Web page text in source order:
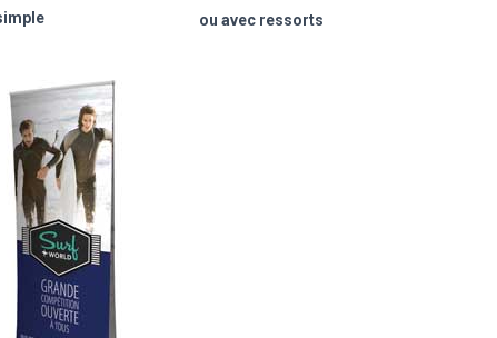
ou avec ressorts